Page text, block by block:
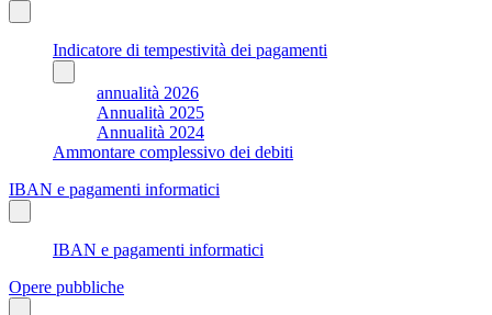
Indicatore di tempestività dei pagamenti
annualità 2026
Annualità 2025
Annualità 2024
Ammontare complessivo dei debiti
IBAN e pagamenti informatici
IBAN e pagamenti informatici
Opere pubbliche